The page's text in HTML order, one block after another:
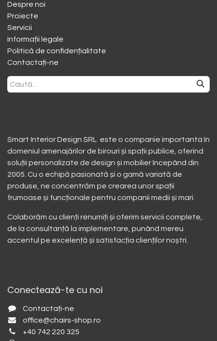
Despre noi
​Proiecte
Servicii
Informații legale
Politică de confidențialitate
Contactați-ne
Smart Interior Design SRL este o companie importanta în
domeniul amenajărilor de birouri și spații publice, oferind
soluții personalizate de design și mobilier începând din
2005. Cu o echipă pasionată și o gamă variată de
produse, ne concentrăm pe crearea unor spații
frumoase și funcționale pentru companii medii și mari.
Colaborăm cu clienți renumiți și oferim servicii complete,
de la consultanță la implementare, punând mereu
accentul pe excelență și satisfacția clienților noștri.
Conectează-te cu noi
Contactați-ne
office@chairs-shop.ro
+40 742 220 325